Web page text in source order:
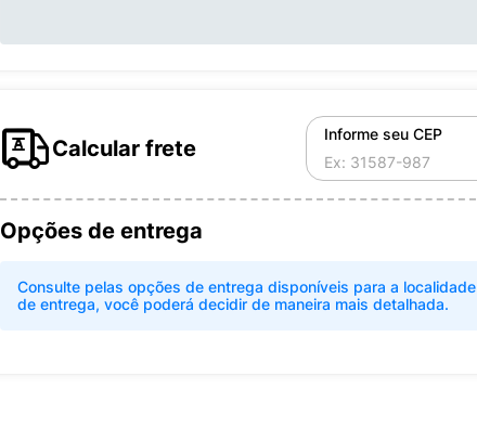
Calcular frete
Informe seu CEP
Opções de entrega
Consulte pelas opções de entrega disponíveis para a
de entrega, você poderá decidir de maneira mais detalhada.